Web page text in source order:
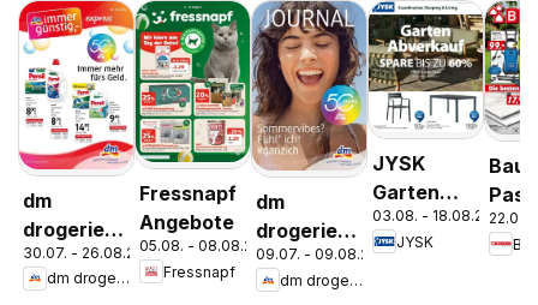
dm
drogerie
markt
Journal
30.07. - 26.08.2026
dm drogerie markt
Fressnapf
Angebote
05.08. - 08.08.2026
Fressnapf
dm
drogerie
markt
Journal
09.07. - 09.08.2026
dm drogerie markt
JYSK
Garten
Abverkauf
Spare Bis
03.08. - 18.08.2026
JYSK
22.07.